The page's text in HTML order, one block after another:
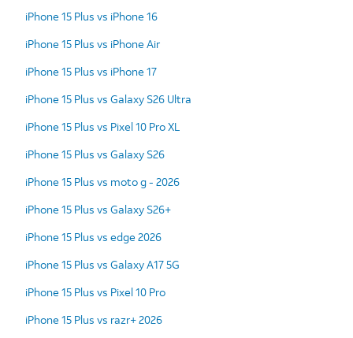
iPhone 15 Plus vs iPhone 16
iPhone 15 Plus vs iPhone Air
iPhone 15 Plus vs iPhone 17
iPhone 15 Plus vs Galaxy S26 Ultra
iPhone 15 Plus vs Pixel 10 Pro XL
iPhone 15 Plus vs Galaxy S26
iPhone 15 Plus vs moto g - 2026
iPhone 15 Plus vs Galaxy S26+
iPhone 15 Plus vs edge 2026
iPhone 15 Plus vs Galaxy A17 5G
iPhone 15 Plus vs Pixel 10 Pro
iPhone 15 Plus vs razr+ 2026